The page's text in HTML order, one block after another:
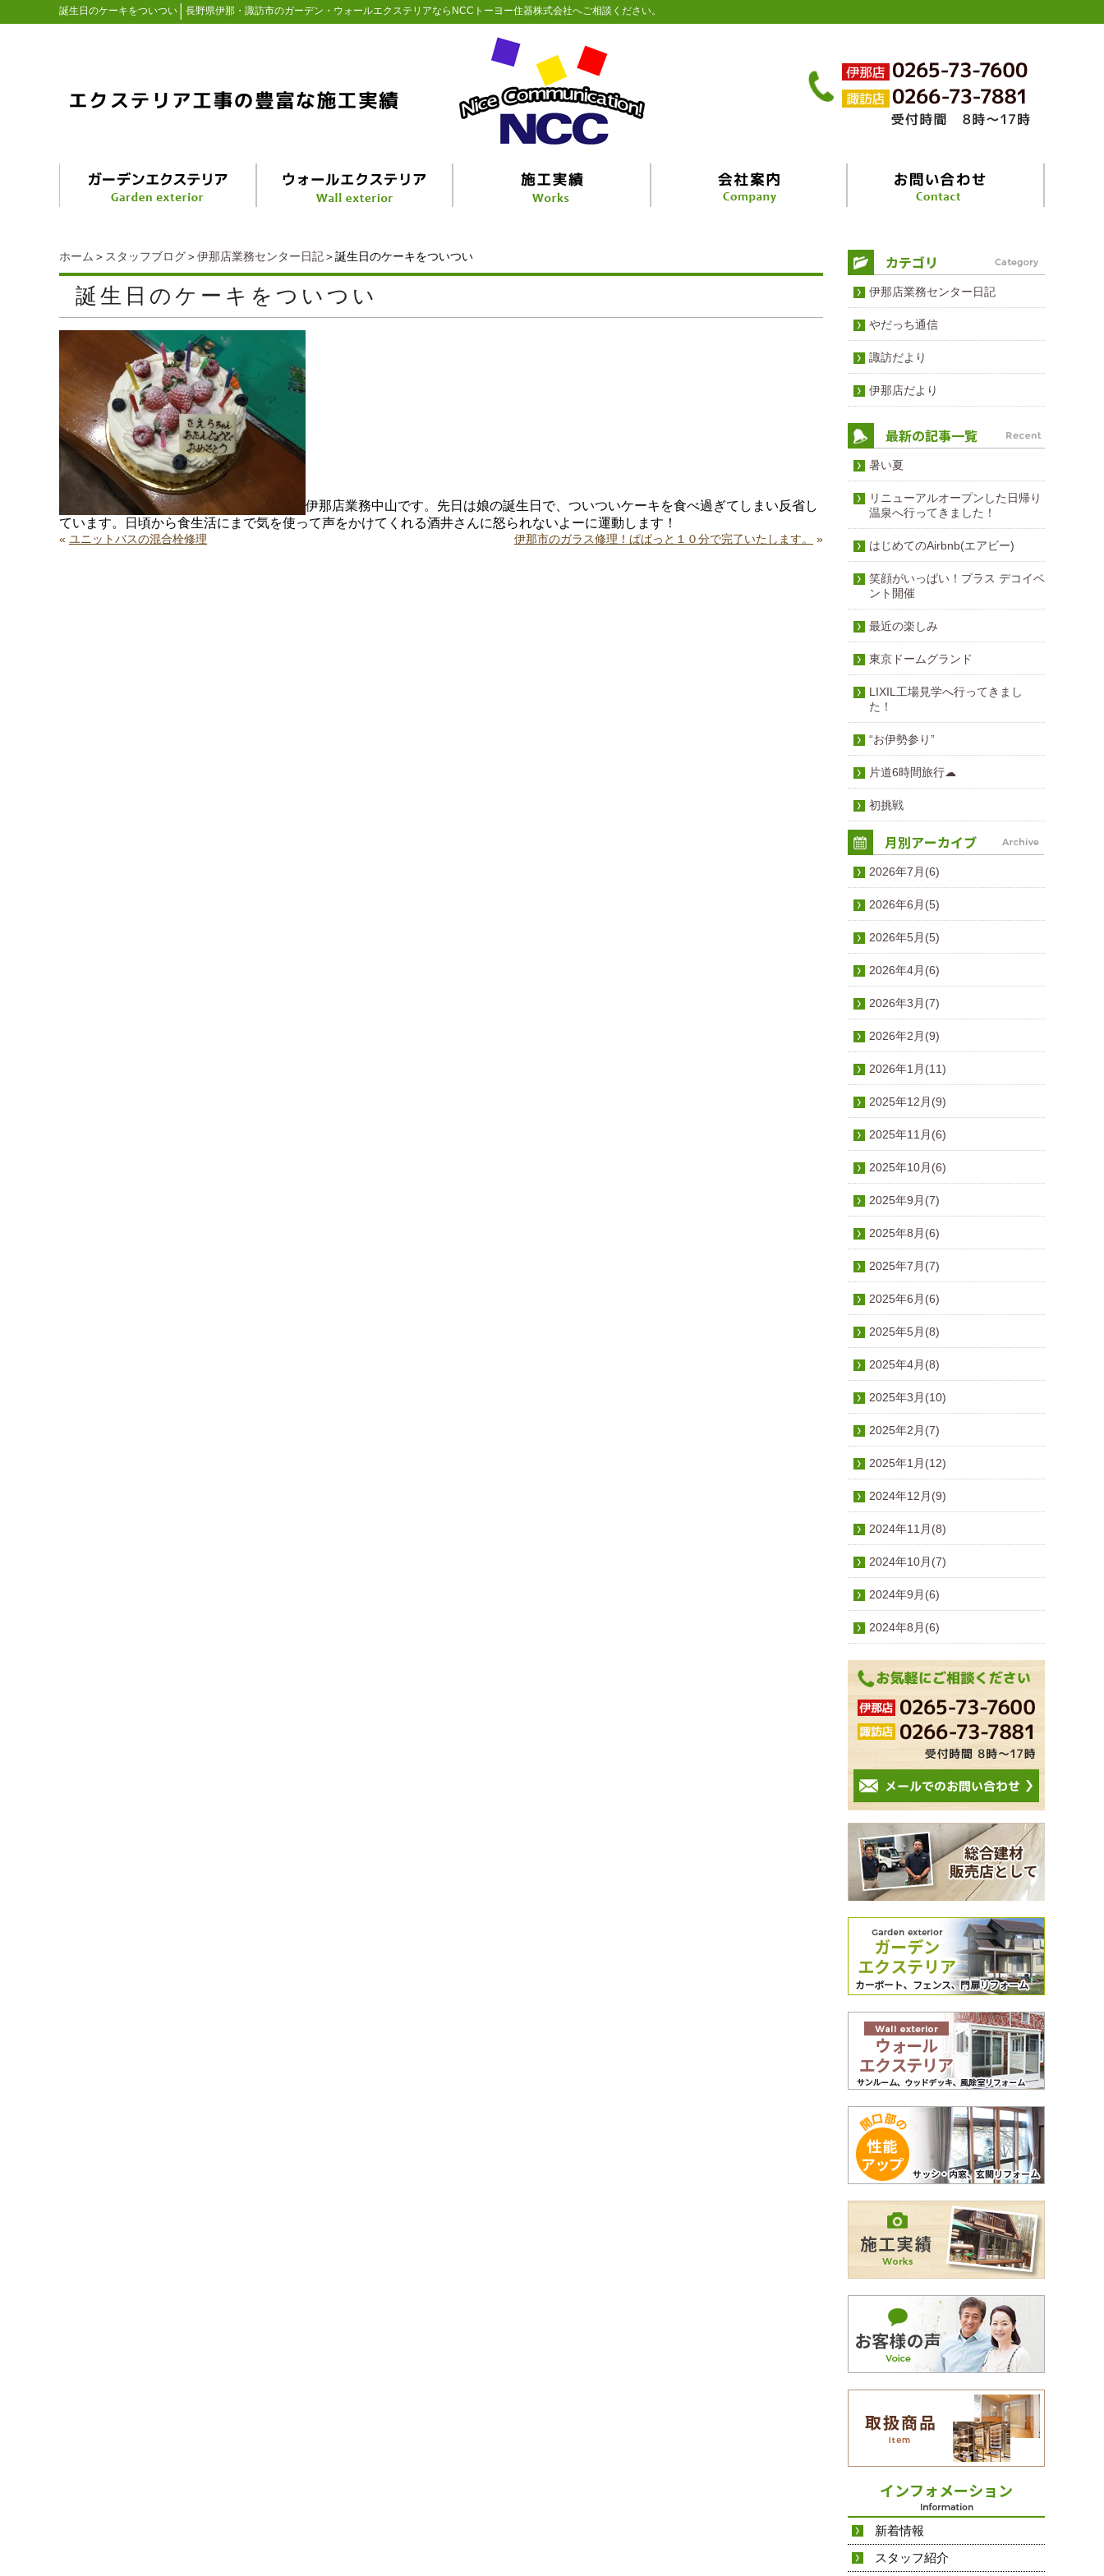
誕生日のケーキをついつい 長野県伊那・諏訪市のガーデン・ウォールエクステリアならNCCトーヨー住器株式会社へご相談ください。
ホーム ＞ スタッフブログ＞伊那店業務センター日記＞誕生日のケーキをついつい
誕生日のケーキをついつい
伊那店業務中山です。先日は娘の誕生日で、ついついケーキを食べ過ぎてしまい反省し
ています。日頃から食生活にまで気を使って声をかけてくれる酒井さんに怒られないよーに運動します！
« ユニットバスの混合栓修理 伊那市のガラス修理！ぱぱっと１０分で完了いたします。 »
伊那店業務センター日記
やだっち通信
諏訪だより
伊那店だより
暑い夏
リニューアルオープンした日帰り
温泉へ行ってきました！
はじめてのAirbnb(エアビー)
笑顔がいっぱい！プラス デコイベ
ント開催
最近の楽しみ
東京ドームグランド
LIXIL工場見学へ行ってきまし
た！
“お伊勢参り”
片道6時間旅行☁
初挑戦
2026年7月(6)
2026年6月(5)
2026年5月(5)
2026年4月(6)
2026年3月(7)
2026年2月(9)
2026年1月(11)
2025年12月(9)
2025年11月(6)
2025年10月(6)
2025年9月(7)
2025年8月(6)
2025年7月(7)
2025年6月(6)
2025年5月(8)
2025年4月(8)
2025年3月(10)
2025年2月(7)
2025年1月(12)
2024年12月(9)
2024年11月(8)
2024年10月(7)
2024年9月(6)
2024年8月(6)
新着情報
スタッフ紹介